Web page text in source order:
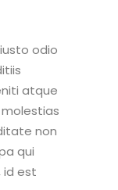
odio
atque
non
qui
id est